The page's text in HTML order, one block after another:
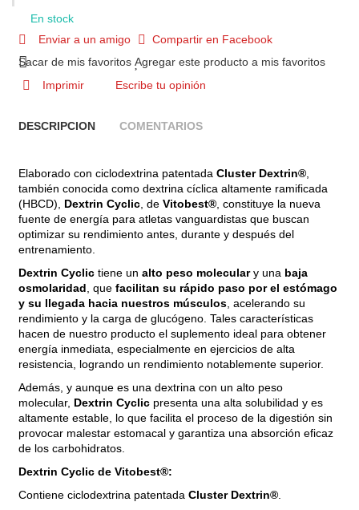
En stock
Enviar a un amigo
Compartir en Facebook
Sacar de mis favoritos Agregar este producto a mis favoritos
Imprimir
Escribe tu opinión
DESCRIPCION COMENTARIOS
Elaborado con ciclodextrina patentada Cluster Dextrin®,
también conocida como dextrina cíclica altamente ramificada
(HBCD), Dextrin Cyclic, de Vitobest®, constituye la nueva
fuente de energía para atletas vanguardistas que buscan
optimizar su rendimiento antes, durante y después del
entrenamiento.
Dextrin Cyclictiene un alto peso moleculary una baja
osmolaridad , que facilitan su rápido paso por el estómago
y su llegada hacia nuestros músculos, acelerando su
rendimiento y la carga de glucógeno. Tales características
hacen de nuestro producto el suplemento ideal para obtener
energía inmediata, especialmente en ejercicios de alta
resistencia, logrando un rendimiento notablemente superior.
Además, y aunque es una dextrina con un alto peso
molecular, Dextrin Cyclicpresenta una alta solubilidad y es
altamente estable, lo que facilita el proceso de la digestión sin
provocar malestar estomacal y garantiza una absorción eficaz
de los carbohidratos.
Dextrin Cyclic de Vitobest®:
Contiene ciclodextrina patentada Cluster Dextrin®.